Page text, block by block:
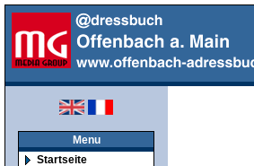
Menu
Startseite